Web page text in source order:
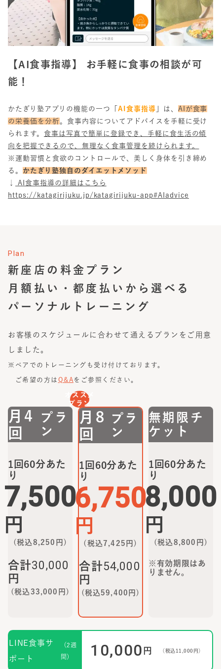
【AI食事指導】 お手軽に食事の相談が可
能！
かたぎり塾アプリの機能の一つ AI食事指導 は、
AIが食事
の栄養価を分析 。食事内容についてアドバイスを手軽に受け
られます。 食事は写真で簡単に登録でき、手軽に食生活の傾
向を把握できるので、無理なく食事管理を続けられます。
​※運動習慣と食欲のコントロールで、美しく身体を引き締め
る。 かたぎり塾独自のダイエットメソッド
AI食事指導の詳細はこちら
https://katagirijuku.jp/katagirijuku-app#AIadvice
新座店 の料金プラン
月額払い・都度払いから選べる
パーソナルトレーニング
Plan
お客様のスケジュールに合わせて通えるプランをご用意
しました。
※ペアでのトレーニングも受け付けております。
ご希望の方は Q&Aをご参照ください。
月4
回
プラ
ン
1回60分あた
り
7,500
円
(税込8,250 円)
合計30,000
円
(税込33,000 円)
オススメ
プラン
月8
回
プラ
ン
1回60分あた
り
6,750
円
(税込7,425 円)
合計54,000
円
(税込59,400 円)
無期限チ
ケット
1回60分あた
り
8,000
円
(税込8,800 円)
※有効期限はあ
りません。
LINE食事サ
ポート
（2週
間）
10,000 円 （税込 11,000 円）